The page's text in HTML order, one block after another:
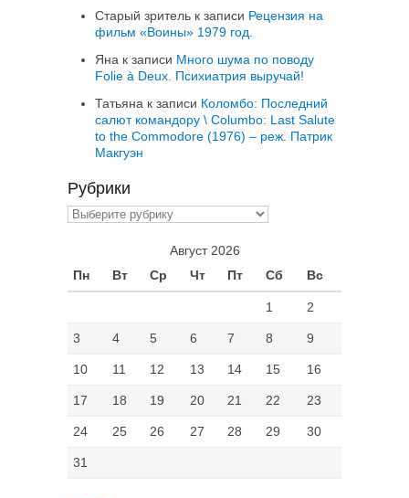
Старый зритель к записи Рецензия на
фильм «Воины» 1979 год.
Яна к записи Много шума по поводу
Folie à Deux. Психиатрия выручай!
Татьяна к записи Коломбо: Последний
салют командору \ Columbo: Last Salute
to the Commodore (1976) – реж. Патрик
Макгуэн
Рубрики
Рубрики
Август 2026
Пн
Вт Ср Чт Пт Сб Вс
1 2
3 4 5 6 7 8 9
10 11 12 13 14 15 16
17 18 19 20 21 22 23
24 25 26 27 28 29 30
31